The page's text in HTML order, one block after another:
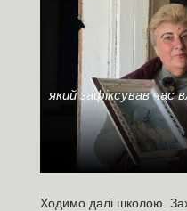
який зафіксував час
Ходимо далі школою.